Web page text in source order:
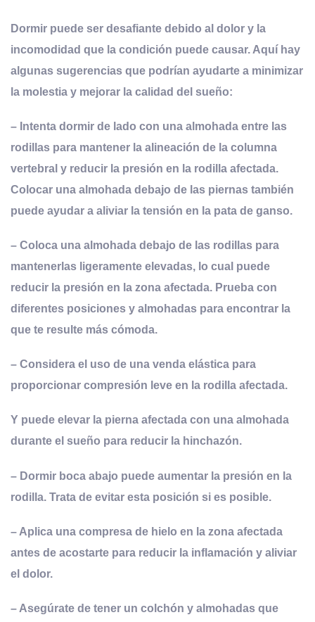
Dormir puede ser desafiante debido al dolor y la
incomodidad que la condición puede causar. Aquí hay
algunas sugerencias que podrían ayudarte a minimizar
la molestia y mejorar la calidad del sueño:
– Intenta dormir de lado con una almohada entre las
rodillas para mantener la alineación de la columna
vertebral y reducir la presión en la rodilla afectada.
Colocar una almohada debajo de las piernas también
puede ayudar a aliviar la tensión en la pata de ganso.
– Coloca una almohada debajo de las rodillas para
mantenerlas ligeramente elevadas, lo cual puede
reducir la presión en la zona afectada. Prueba con
diferentes posiciones y almohadas para encontrar la
que te resulte más cómoda.
– Considera el uso de una venda elástica para
proporcionar compresión leve en la rodilla afectada.
Y puede elevar la pierna afectada con una almohada
durante el sueño para reducir la hinchazón.
– Dormir boca abajo puede aumentar la presión en la
rodilla. Trata de evitar esta posición si es posible.
– Aplica una compresa de hielo en la zona afectada
antes de acostarte para reducir la inflamación y aliviar
el dolor.
– Asegúrate de tener un colchón y almohadas que